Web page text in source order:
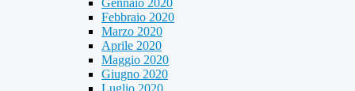
Gennaio 2020
Febbraio 2020
Marzo 2020
Aprile 2020
Maggio 2020
Giugno 2020
Luglio 2020